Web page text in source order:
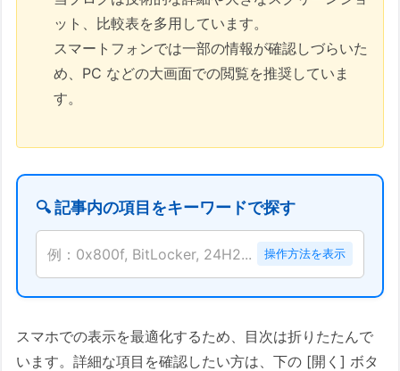
ット、比較表を多用しています。
スマートフォンでは一部の情報が確認しづらいた
め、PC などの大画面での閲覧を推奨していま
す。
🔍 記事内の項目をキーワードで探す
例：0x800f, BitLocker, 24H2... 操作方法を表示
スマホでの表示を最適化するため、目次は折りたたんで
います。詳細な項目を確認したい方は、下の [開く] ボタ